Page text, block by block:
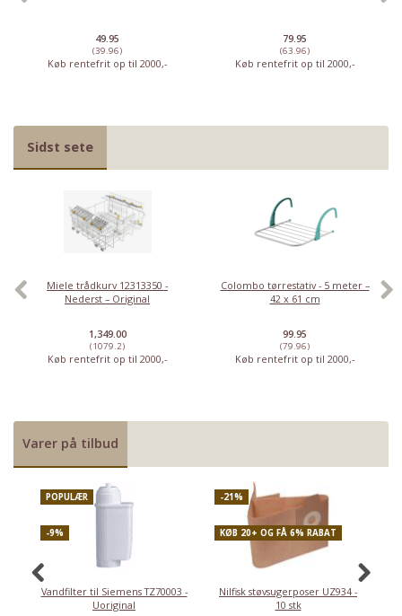
49.95
(39.96)
Køb rentefrit op til 2000,-
79.95
(63.96)
Køb rentefrit op til 2000,-
Sidst sete
Miele trådkurv 12313350 -
Nederst – Original
1,349.00
(1079.2)
Køb rentefrit op til 2000,-
Colombo tørrestativ - 5 meter –
42 x 61 cm
99.95
(79.96)
Køb rentefrit op til 2000,-
Varer på tilbud
POPULÆR
-9%
Vandfilter til Siemens TZ70003 -
Uoriginal
-21%
KØB 20+ OG FÅ 6% RABAT
Nilfisk støvsugerposer UZ934 -
10 stk